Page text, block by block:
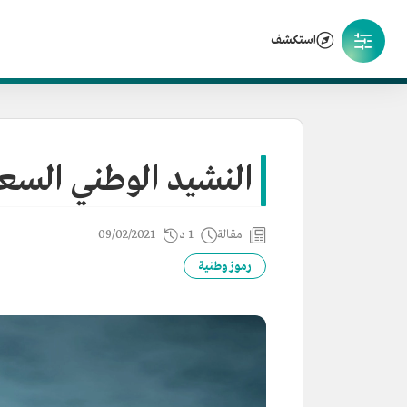
استكشف
النشيد الوطني
مقالة 1 د 09/02/2021
رموز وطنية